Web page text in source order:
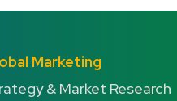
Marketing
& Market Research